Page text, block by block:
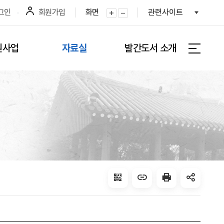
인 회원가입
화면
화면확대화면축소
관련사이트
업 자료실 발간도서 소개
전체메뉴
QRcode주소복사프린터